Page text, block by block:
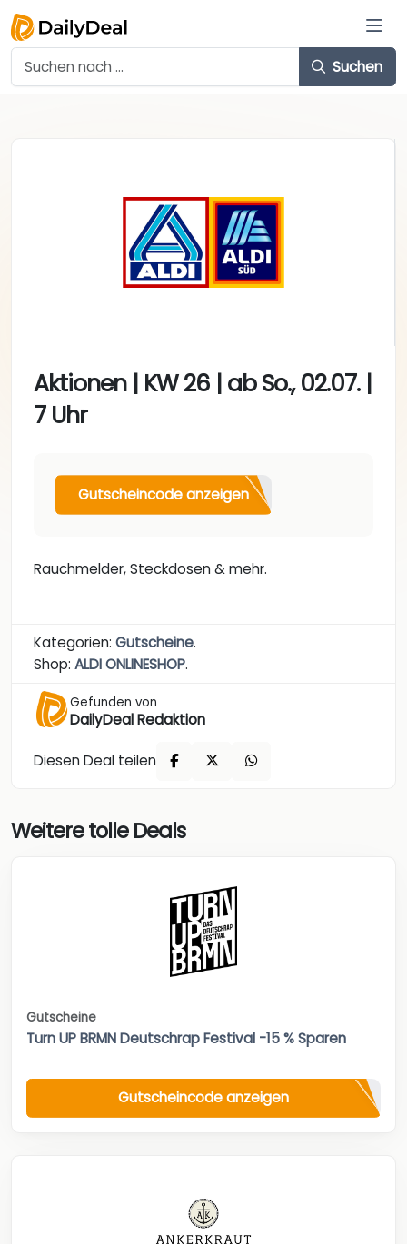
Suchen
Aktionen | KW 26 | ab So., 02.07. |
7 Uhr
Gutscheincode anzeigen
Rauchmelder, Steckdosen & mehr.
Kategorien: Gutscheine.
Shop: ALDI ONLINESHOP.
Gefunden von
DailyDeal Redaktion
Diesen Deal teilen
Weitere tolle Deals
Gutscheine
Turn UP BRMN Deutschrap Festival -15 % Sparen
Gutscheincode anzeigen